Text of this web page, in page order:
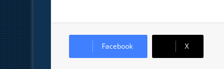
Facebook X